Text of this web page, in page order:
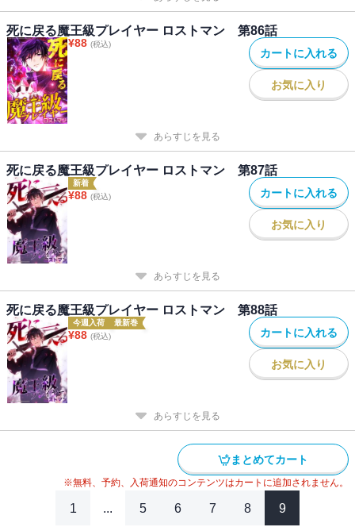
死に戻る魔王級プレイヤー ロストマン 第86話
¥88 (税込)
カートに入れる
お気に入り
あらすじを見る
死に戻る魔王級プレイヤー ロストマン 第87話
新着
¥88 (税込) カートに入れる
お気に入り
あらすじを見る
死に戻る魔王級プレイヤー ロストマン 第88話
今週入荷 最新巻
¥88 (税込) カートに入れる
お気に入り
あらすじを見る
まとめてカート
※無料、予約、入荷通知のコンテンツはカートに追加されません。
1 ... 5 6 7 8 9